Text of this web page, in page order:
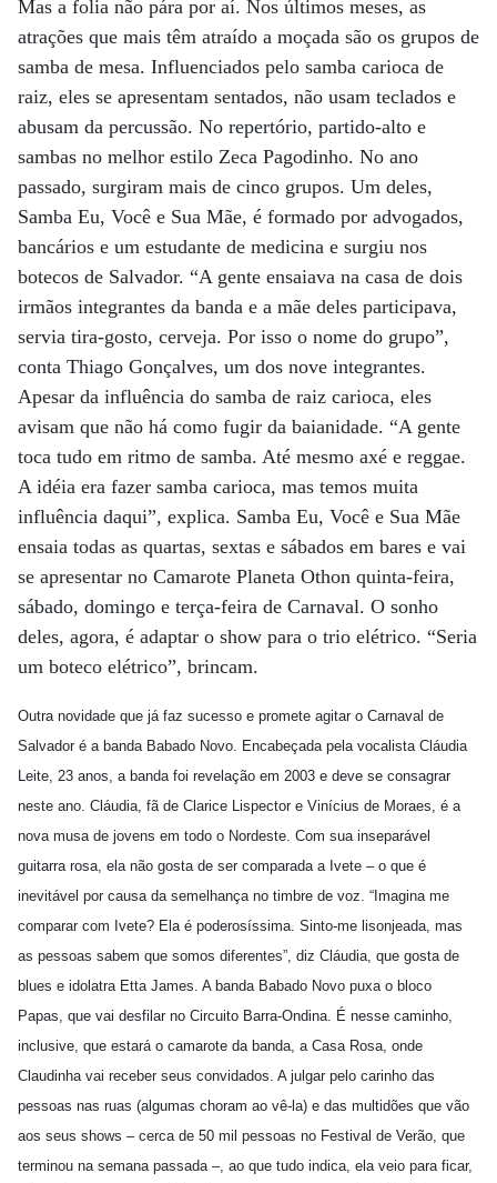
Mas a folia não pára por aí. Nos últimos meses, as
atrações que mais têm atraído a moçada são os grupos de
samba de mesa. Influenciados pelo samba carioca de
raiz, eles se apresentam sentados, não usam teclados e
abusam da percussão. No repertório, partido-alto e
sambas no melhor estilo Zeca Pagodinho. No ano
passado, surgiram mais de cinco grupos. Um deles,
Samba Eu, Você e Sua Mãe, é formado por advogados,
bancários e um estudante de medicina e surgiu nos
botecos de Salvador. “A gente ensaiava na casa de dois
irmãos integrantes da banda e a mãe deles participava,
servia tira-gosto, cerveja. Por isso o nome do grupo”,
conta Thiago Gonçalves, um dos nove integrantes.
Apesar da influência do samba de raiz carioca, eles
avisam que não há como fugir da baianidade. “A gente
toca tudo em ritmo de samba. Até mesmo axé e reggae.
A idéia era fazer samba carioca, mas temos muita
influência daqui”, explica. Samba Eu, Você e Sua Mãe
ensaia todas as quartas, sextas e sábados em bares e vai
se apresentar no Camarote Planeta Othon quinta-feira,
sábado, domingo e terça-feira de Carnaval. O sonho
deles, agora, é adaptar o show para o trio elétrico. “Seria
um boteco elétrico”, brincam.
Outra novidade que já faz sucesso e promete agitar o Carnaval de
Salvador é a banda Babado Novo. Encabeçada pela vocalista Cláudia
Leite, 23 anos, a banda foi revelação em 2003 e deve se consagrar
neste ano. Cláudia, fã de Clarice Lispector e Vinícius de Moraes, é a
nova musa de jovens em todo o Nordeste. Com sua inseparável
guitarra rosa, ela não gosta de ser comparada a Ivete – o que é
inevitável por causa da semelhança no timbre de voz. “Imagina me
comparar com Ivete? Ela é poderosíssima. Sinto-me lisonjeada, mas
as pessoas sabem que somos diferentes”, diz Cláudia, que gosta de
blues e idolatra Etta James. A banda Babado Novo puxa o bloco
Papas, que vai desfilar no Circuito Barra-Ondina. É nesse caminho,
inclusive, que estará o camarote da banda, a Casa Rosa, onde
Claudinha vai receber seus convidados. A julgar pelo carinho das
pessoas nas ruas (algumas choram ao vê-la) e das multidões que vão
aos seus shows – cerca de 50 mil pessoas no Festival de Verão, que
terminou na semana passada –, ao que tudo indica, ela veio para ficar,